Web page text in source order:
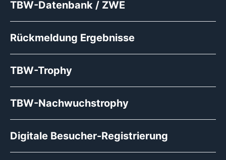
TBW-Datenbank / ZWE
Rückmeldung Ergebnisse
TBW-Trophy
TBW-Nachwuchstrophy
Digitale Besucher-Registrierung